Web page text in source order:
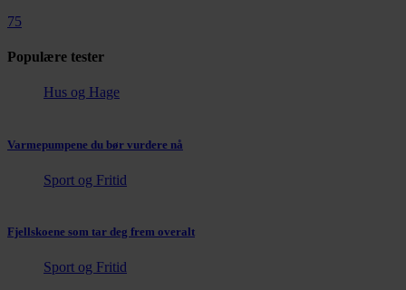
75
Populære tester
Hus og Hage
Varmepumpene du bør vurdere nå
Sport og Fritid
Fjellskoene som tar deg frem overalt
Sport og Fritid